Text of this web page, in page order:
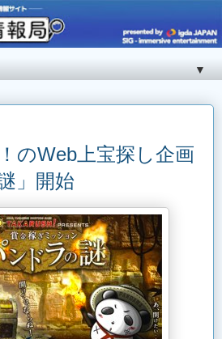
▼
のWeb上宝探し企画
」開始